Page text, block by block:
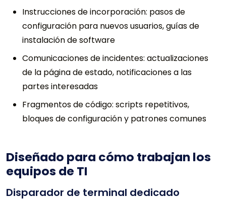
Instrucciones de incorporación: pasos de
configuración para nuevos usuarios, guías de
instalación de software
Comunicaciones de incidentes: actualizaciones
de la página de estado, notificaciones a las
partes interesadas
Fragmentos de código: scripts repetitivos,
bloques de configuración y patrones comunes
Diseñado para cómo trabajan los
equipos de TI
Disparador de terminal dedicado